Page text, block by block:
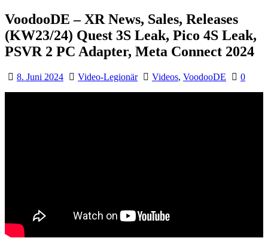
VoodooDE – XR News, Sales, Releases
(KW23/24) Quest 3S Leak, Pico 4S Leak,
PSVR 2 PC Adapter, Meta Connect 2024
8. Juni 2024 Video-Legionär Videos, VoodooDE 0